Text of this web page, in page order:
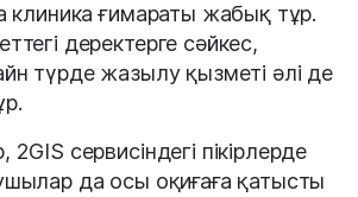
клиника ғимараты жабық тұр.
деректерге сәйкес,
түрде жазылу қызметі әлі де
сервисіндегі пікірлерде
да осы оқиғаға қатысты